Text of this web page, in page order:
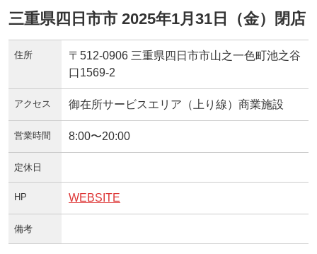
三重県四日市市 2025年1月31日（金）閉店
住所
〒512-0906 三重県四日市市山之一色町池之谷
口1569-2
アクセス 御在所サービスエリア（上り線）商業施設
営業時間 8:00〜20:00
定休日
HP WEBSITE
備考